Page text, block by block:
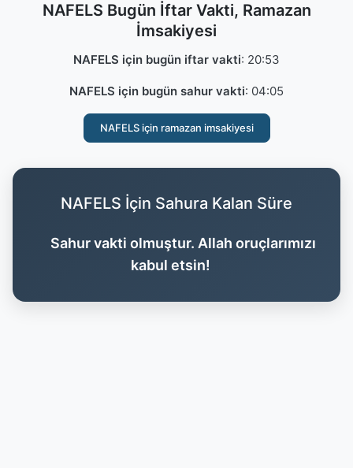
NAFELS Bugün İftar Vakti, Ramazan
İmsakiyesi
NAFELS için bugün iftar vakti: 20:53
NAFELS için bugün sahur vakti: 04:05
NAFELS için ramazan imsakiyesi
NAFELS İçin Sahura Kalan Süre
Sahur vakti olmuştur. Allah oruçlarımızı
kabul etsin!